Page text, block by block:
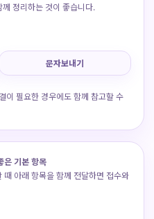
정리하는 것이 좋습니다.
문자보내기
이 필요한 경우에도 함께 참고할 수
은 기본 항목
아래 항목을 함께 전달하면 접수와